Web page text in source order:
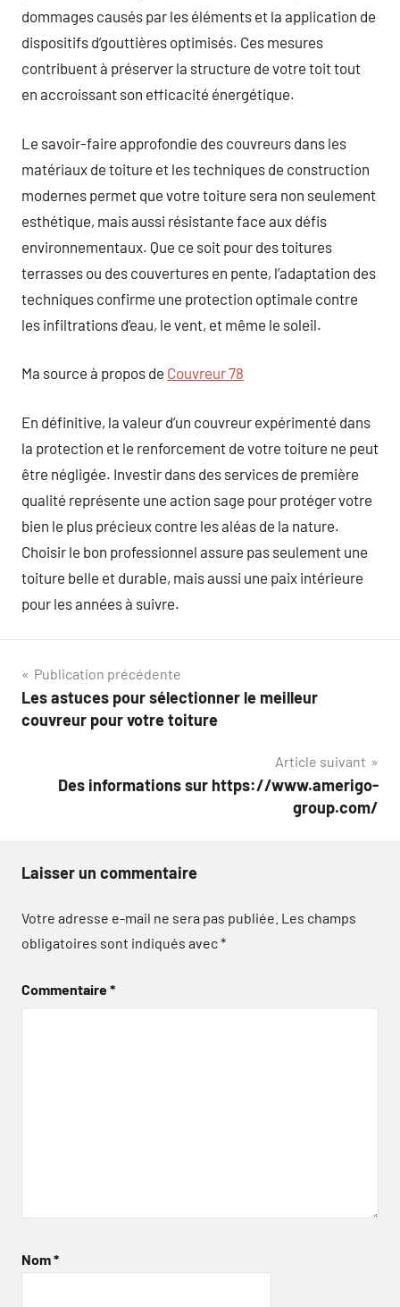
dommages causés par les éléments et la application de
dispositifs d’gouttières optimisés. Ces mesures
contribuent à préserver la structure de votre toit tout
en accroissant son efficacité énergétique.
Le savoir-faire approfondie des couvreurs dans les
matériaux de toiture et les techniques de construction
modernes permet que votre toiture sera non seulement
esthétique, mais aussi résistante face aux défis
environnementaux. Que ce soit pour des toitures
terrasses ou des couvertures en pente, l’adaptation des
techniques confirme une protection optimale contre
les infiltrations d’eau, le vent, et même le soleil.
Ma source à propos de Couvreur 78
En définitive, la valeur d’un couvreur expérimenté dans
la protection et le renforcement de votre toiture ne peut
être négligée. Investir dans des services de première
qualité représente une action sage pour protéger votre
bien le plus précieux contre les aléas de la nature.
Choisir le bon professionnel assure pas seulement une
toiture belle et durable, mais aussi une paix intérieure
pour les années à suivre.
Navigation
de
Publication précédente
Les astuces pour sélectionner le meilleur
couvreur pour votre toiture
Article suivant
Des informations sur https://www.amerigo-
group.com/
Laisser un commentaire
Votre adresse e-mail ne sera pas publiée. Les champs
obligatoires sont indiqués avec*
Commentaire*
Nom*